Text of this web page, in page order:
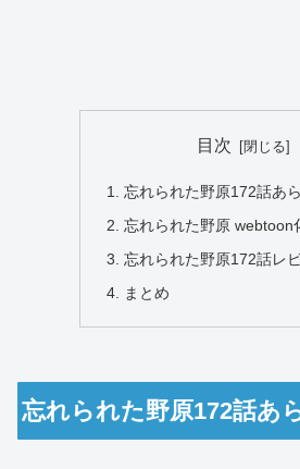
目次
忘れられた野原172話あ
忘れられた野原 webtoon
忘れられた野原172話レ
まとめ
忘れられた野原172話あ